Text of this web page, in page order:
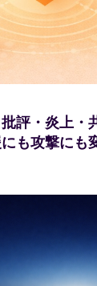
評・炎上
も攻撃にも